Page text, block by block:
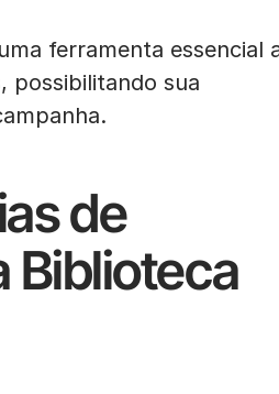
ferramenta essencial
possibilitando sua
de
Biblioteca